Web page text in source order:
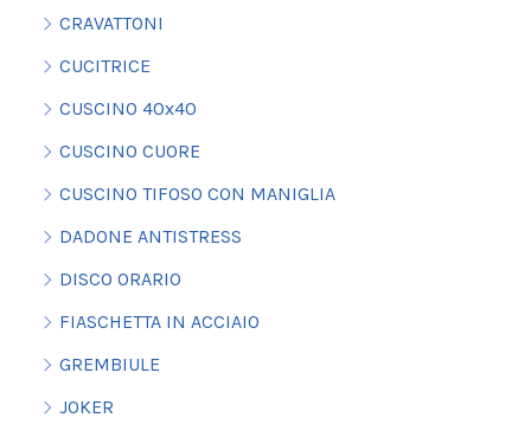
CRAVATTONI
CUCITRICE
CUSCINO 40x40
CUSCINO CUORE
CUSCINO TIFOSO CON MANIGLIA
DADONE ANTISTRESS
DISCO ORARIO
FIASCHETTA IN ACCIAIO
GREMBIULE
JOKER